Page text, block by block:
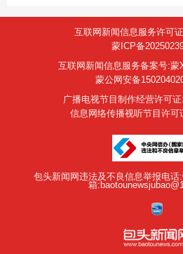
互联网新闻信息服务许可
蒙ICP备
互联网新闻信息服务备案号:蒙
蒙公网安备
广播电视节目制作经营许可
信息网络传播视听节目许可
包头新闻网违法及不良信息举报电话
箱